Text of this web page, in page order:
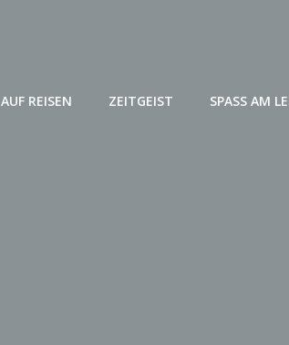
AUF REISEN ZEITGEIST SPASS AM